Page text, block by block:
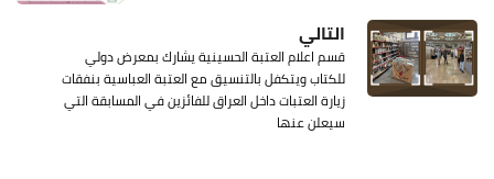
التالي
قسم اعلام العتبة الحسينية يشارك بمعرض دولي
للكتاب ويتكفل بالتنسيق مع العتبة العباسية بنفقات
زيارة العتبات داخل العراق للفائزين في المسابقة التي
سيعلن عنها